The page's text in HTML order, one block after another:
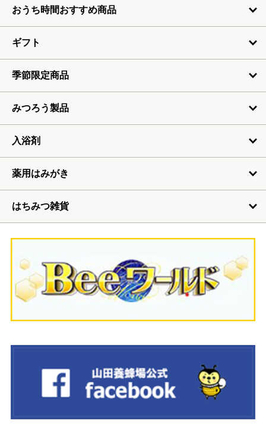
おうち時間おすすめ商品
ギフト
季節限定商品
みつろう製品
入浴剤
薬用はみがき
はちみつ雑貨